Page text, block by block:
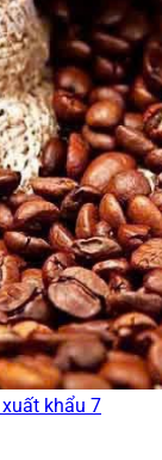
khẩu 7